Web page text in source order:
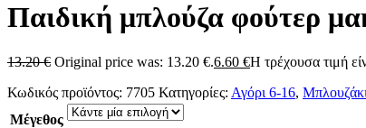
Παιδική μπλούζα φούτερ
13.20€ Original price was: 13.20 €.6.60 €Η τρέχουσα τιμή
Κωδικός προϊόντος: 7705 Κατηγορίες: Αγόρι 6-16,
Μέγεθος